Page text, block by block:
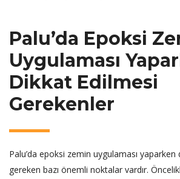
Palu’da Epoksi
Uygulaması
Dikkat Edilmesi
Gerekenler
Palu’da epoksi zemin uygulaması
gereken bazı önemli noktalar vardır.